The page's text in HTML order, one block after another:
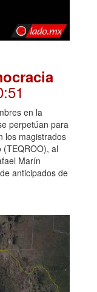
en la
perpetúan para
los magistrados
al
Marín
anticipados de